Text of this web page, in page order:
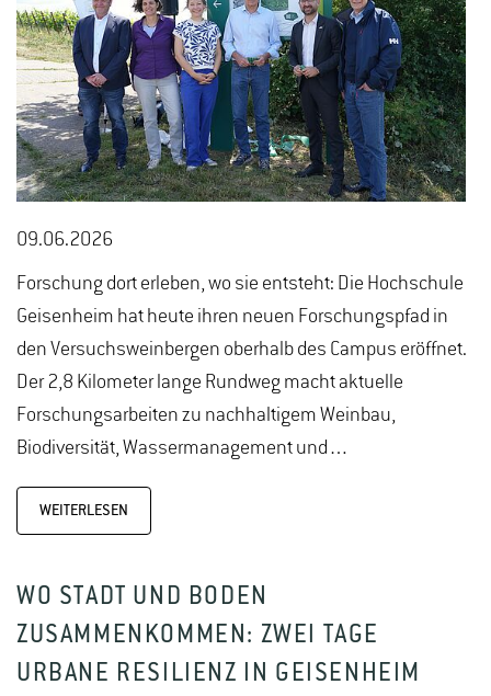
09.06.2026
Forschung dort erleben, wo sie entsteht: Die Hochschule
Geisenheim hat heute ihren neuen Forschungspfad in
den Versuchsweinbergen oberhalb des Campus eröffnet.
Der 2,8 Kilometer lange Rundweg macht aktuelle
Forschungsarbeiten zu nachhaltigem Weinbau,
Biodiversität, Wassermanagement und…
WEITERLESEN
WO STADT UND BODEN
ZUSAMMENKOMMEN: ZWEI TAGE
URBANE RESILIENZ IN GEISENHEIM